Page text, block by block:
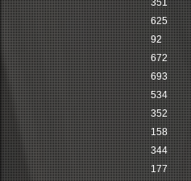
625
92
672
693
534
352
158
344
177